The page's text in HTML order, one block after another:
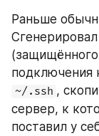
Раньше
(защищённого
~/.ssh ,
сервер, к
поставил у